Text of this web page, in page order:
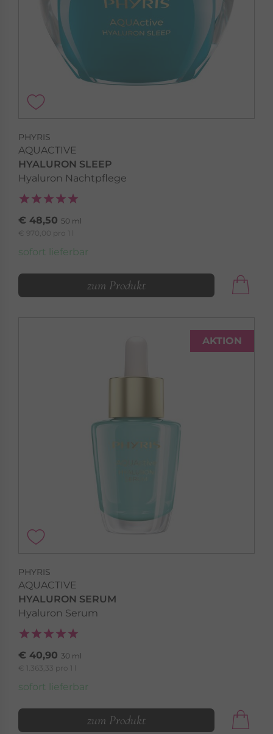
PHYRIS
AQUACTIVE
HYALURON SLEEP
Hyaluron Nachtpflege
€ 48,50 50 ml
€ 970,00 pro 1 l
sofort lieferbar
zum Produkt
AKTION
PHYRIS
AQUACTIVE
HYALURON SERUM
Hyaluron Serum
€ 40,90 30 ml
€ 1.363,33 pro 1 l
sofort lieferbar
zum Produkt